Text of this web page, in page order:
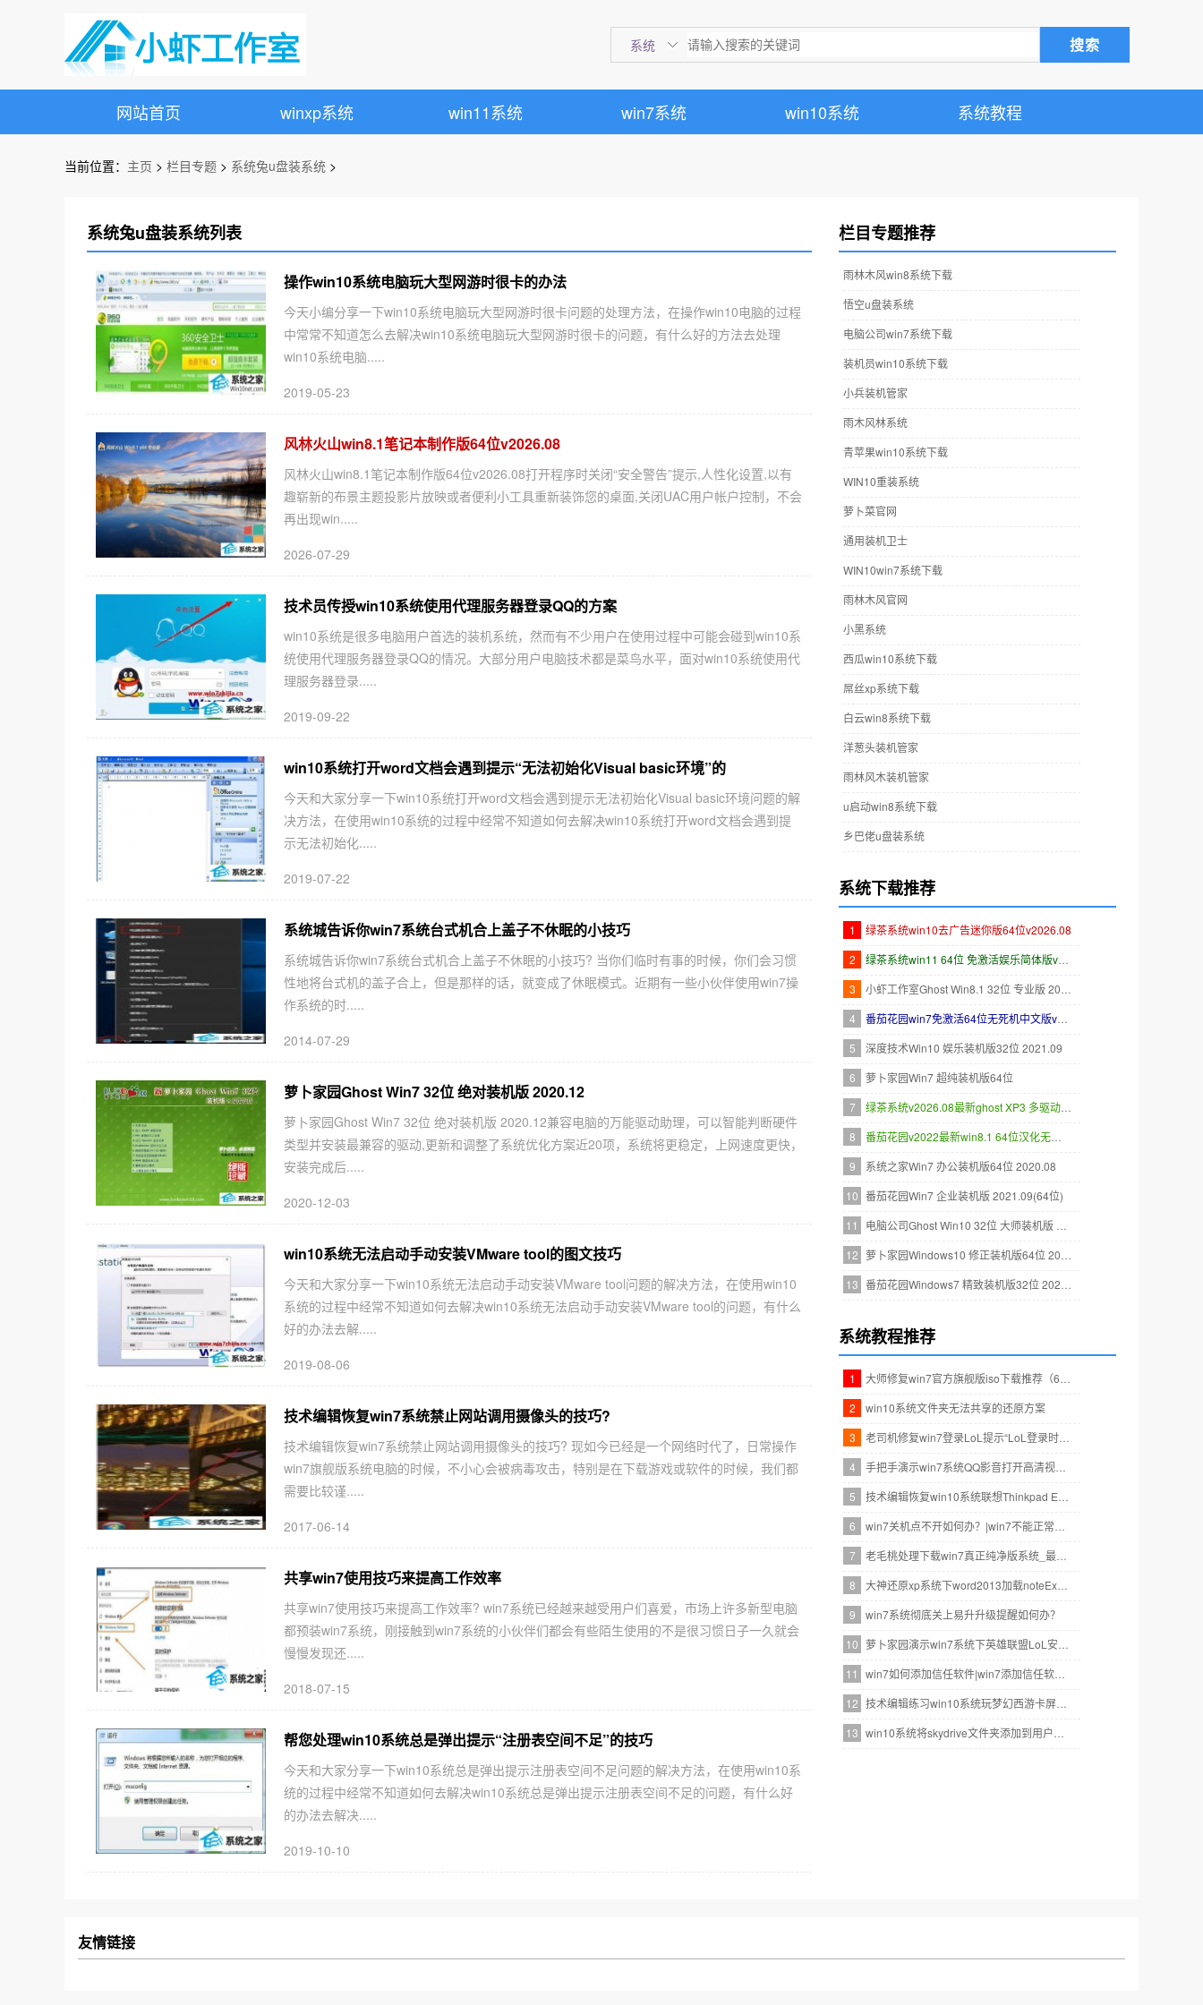
系统 搜索
网站首页 winxp系统 win11系统 win7系统 win10系统 系统教程
当前位置： 主页 > 栏目专题 > 系统兔u盘装系统 >
系统兔u盘装系统列表
操作win10系统电脑玩大型网游时很卡的办法
今天小编分享一下win10系统电脑玩大型网游时很卡问题的处理方法，在操作win10电脑的过程
中常常不知道怎么去解决win10系统电脑玩大型网游时很卡的问题，有什么好的方法去处理
win10系统电脑.....
2019-05-23
风林火山win8.1笔记本制作版64位v2026.08
风林火山win8.1笔记本制作版64位v2026.08打开程序时关闭“安全警告”提示,人性化设置,以有
趣崭新的布景主题投影片放映或者便利小工具重新装饰您的桌面,关闭UAC用户帐户控制，不会
再出现win.....
2026-07-29
技术员传授win10系统使用代理服务器登录QQ的方案
win10系统是很多电脑用户首选的装机系统，然而有不少用户在使用过程中可能会碰到win10系
统使用代理服务器登录QQ的情况。大部分用户电脑技术都是菜鸟水平，面对win10系统使用代
理服务器登录.....
2019-09-22
win10系统打开word文档会遇到提示“无法初始化Visual basic环境”的
今天和大家分享一下win10系统打开word文档会遇到提示无法初始化Visual basic环境问题的解
决方法，在使用win10系统的过程中经常不知道如何去解决win10系统打开word文档会遇到提
示无法初始化.....
2019-07-22
系统城告诉你win7系统台式机合上盖子不休眠的小技巧
系统城告诉你win7系统台式机合上盖子不休眠的小技巧? 当你们临时有事的时候，你们会习惯
性地将台式机的盖子合上，但是那样的话，就变成了休眠模式。近期有一些小伙伴使用win7操
作系统的时.....
2014-07-29
萝卜家园Ghost Win7 32位 绝对装机版 2020.12
萝卜家园Ghost Win7 32位 绝对装机版 2020.12兼容电脑的万能驱动助理，可以智能判断硬件
类型并安装最兼容的驱动,更新和调整了系统优化方案近20项，系统将更稳定，上网速度更快，
安装完成后.....
2020-12-03
win10系统无法启动手动安装VMware tool的图文技巧
今天和大家分享一下win10系统无法启动手动安装VMware tool问题的解决方法，在使用win10
系统的过程中经常不知道如何去解决win10系统无法启动手动安装VMware tool的问题，有什么
好的办法去解.....
2019-08-06
技术编辑恢复win7系统禁止网站调用摄像头的技巧?
技术编辑恢复win7系统禁止网站调用摄像头的技巧? 现如今已经是一个网络时代了，日常操作
win7旗舰版系统电脑的时候，不小心会被病毒攻击，特别是在下载游戏或软件的时候，我们都
需要比较谨.....
2017-06-14
共享win7使用技巧来提高工作效率
共享win7使用技巧来提高工作效率? win7系统已经越来越受用户们喜爱，市场上许多新型电脑
都预装win7系统，刚接触到win7系统的小伙伴们都会有些陌生使用的不是很习惯日子一久就会
慢慢发现还.....
2018-07-15
帮您处理win10系统总是弹出提示“注册表空间不足”的技巧
今天和大家分享一下win10系统总是弹出提示注册表空间不足问题的解决方法，在使用win10系
统的过程中经常不知道如何去解决win10系统总是弹出提示注册表空间不足的问题，有什么好
的办法去解决.....
2019-10-10
栏目专题推荐
雨林木风win8系统下载
悟空u盘装系统
电脑公司win7系统下载
装机员win10系统下载
小兵装机管家
雨木风林系统
青苹果win10系统下载
WIN10重装系统
萝卜菜官网
通用装机卫士
WIN10win7系统下载
雨林木风官网
小黑系统
西瓜win10系统下载
屌丝xp系统下载
白云win8系统下载
洋葱头装机管家
雨林风木装机管家
u启动win8系统下载
乡巴佬u盘装系统
系统下载推荐
1
绿茶系统win10去广告迷你版64位v2026.08
2
3
4
5
深度技术Win10 娱乐装机版32位 2021.09
6
萝卜家园Win7 超纯装机版64位
7
8
9
系统之家Win7 办公装机版64位 2020.08
10 番茄花园Win7 企业装机版 2021.09(64位)
11
12
13
系统教程推荐
1
2
win10系统文件夹无法共享的还原方案
3
4
5
6
7
8
9
win7系统彻底关上易升升级提醒如何办？
10
11
12
13
友情链接